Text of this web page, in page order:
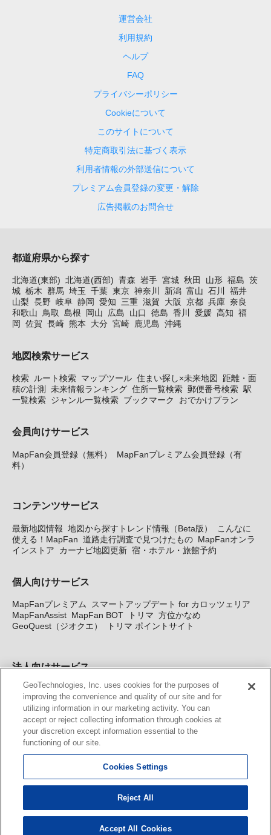
運営会社
利用規約
ヘルプ
FAQ
プライバシーポリシー
Cookieについて
このサイトについて
特定商取引法に基づく表示
利用者情報の外部送信について
プレミアム会員登録の変更・解除
広告掲載のお問合せ
都道府県から探す
北海道(東部) 北海道(西部) 青森 岩手 宮城 秋田 山形 福島 茨
城 栃木 群馬 埼玉 千葉 東京 神奈川 新潟 富山 石川
福井
山梨 長野 岐阜 静岡 愛知 三重 滋賀 大阪 京都 兵庫 奈良
和歌山 鳥取 島根 岡山 広島 山口 徳島 香川 愛媛 高知 福
岡
佐賀 長崎 熊本 大分 宮崎 鹿児島 沖縄
地図検索サービス
検索 ルート検索 マップツール 住まい探し×未来地図
距離・面
積の計測
未来情報ランキング 住所一覧検索 郵便番号検索 駅
一覧検索 ジャンル一覧検索 ブックマーク おでかけプラン
会員向けサービス
MapFan会員登録（無料）
MapFanプレミアム会員登録（有
料）
コンテンツサービス
最新地図情報 地図から探すトレンド情報（Beta版）
こんなに
使える！MapFan 道路走行調査で見つけたもの MapFanオンラ
インストア
カーナビ地図更新 宿・ホテル・旅館予約
個人向けサービス
MapFanプレミアム
スマートアップデート for カロッツェリア
MapFanAssist MapFan BOT トリマ 方位かなめ
GeoQuest（ジオクエ）
トリマ ポイントサイト
法人向けサービス
法人向け地図・位置情報サービス WEBサイト・システム向け地
図API Windows PC向け地図開発キット MapFan DB 住所確認
サービス
MAP WORLD+ トリマ広告 Geo-Research
カーナビ地図更新サービス
MapFan スマートメンバーズ
KENWOOD MapFan Club
GeoTechnologies, Inc. uses cookies for the purposes of
improving the convenience and quality of our site and for
utilizing information in our marketing activity. You can
accept or reject collecting information through cookies at
your discretion except information essential to the
functioning of our site.
Cookies Settings
Reject All
Accept All Cookies